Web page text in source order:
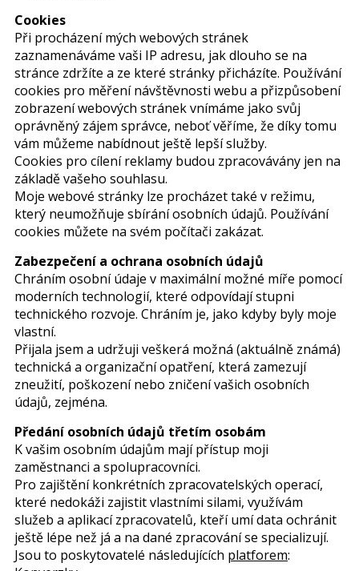
Cookies
Při procházení mých webových stránek
zaznamenáváme vaši IP adresu, jak dlouho se na
stránce zdržíte a ze které stránky přicházíte. Používání
cookies pro měření návštěvnosti webu a přizpůsobení
zobrazení webových stránek vnímáme jako svůj
oprávněný zájem správce, neboť věříme, že díky tomu
vám můžeme nabídnout ještě lepší služby.
Cookies pro cílení reklamy budou zpracovávány jen na
základě vašeho souhlasu.
Moje webové stránky lze procházet také v režimu,
který neumožňuje sbírání osobních údajů. Používání
cookies můžete na svém počítači zakázat.
Zabezpečení a ochrana osobních údajů
Chráním osobní údaje v maximální možné míře pomocí
moderních technologií, které odpovídají stupni
technického rozvoje. Chráním je, jako kdyby byly moje
vlastní.
Přijala jsem a udržuji veškerá možná (aktuálně známá)
technická a organizační opatření, která zamezují
zneužití, poškození nebo zničení vašich osobních
údajů, zejména.
Předání osobních údajů třetím osobám
K vašim osobním údajům mají přístup moji
zaměstnanci a spolupracovníci.
Pro zajištění konkrétních zpracovatelských operací,
které nedokáži zajistit vlastními silami, využívám
služeb a aplikací zpracovatelů, kteří umí data ochránit
ještě lépe než já a na dané zpracování se specializují.
Jsou to poskytovatelé následujících platforem: